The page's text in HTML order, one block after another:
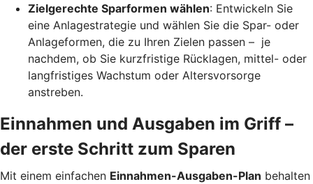
Zielgerechte Sparformen wählen: Entwickeln Sie
eine Anlagestrategie und wählen Sie die Spar- oder
Anlageformen, die zu Ihren Zielen passen – je
nachdem, ob Sie kurzfristige Rücklagen, mittel- oder
langfristiges Wachstum oder Altersvorsorge
anstreben.
Einnahmen und Ausgaben im Griff –
der erste Schritt zum Sparen
Mit einem einfachen Einnahmen-Ausgaben-Plan behalten